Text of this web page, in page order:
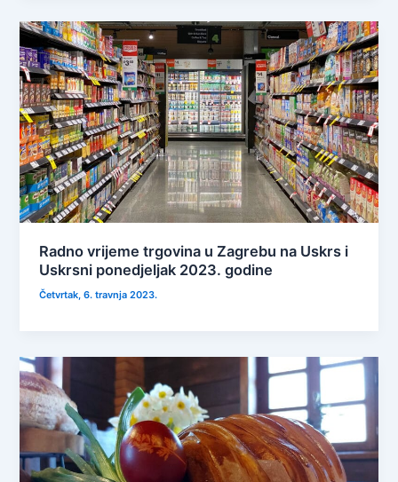
Radno vrijeme trgovina u Zagrebu na Uskrs i
Uskrsni ponedjeljak 2023. godine
Četvrtak, 6. travnja 2023.